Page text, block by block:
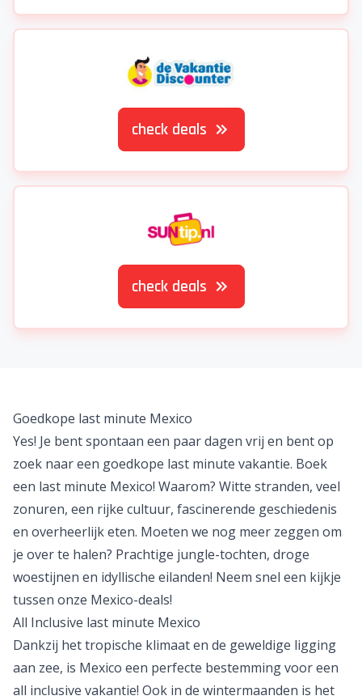
check deals
check deals
Goedkope last minute Mexico
Yes! Je bent spontaan een paar dagen vrij en bent op
zoek naar een goedkope last minute vakantie. Boek
een last minute Mexico! Waarom? Witte stranden, veel
zonuren, een rijke cultuur, fascinerende geschiedenis
en overheerlijk eten. Moeten we nog meer zeggen om
je over te halen? Prachtige jungle-tochten, droge
woestijnen en idyllische eilanden! Neem snel een kijkje
tussen onze Mexico-deals!
All Inclusive last minute Mexico
Dankzij het tropische klimaat en de geweldige ligging
aan zee, is Mexico een perfecte bestemming voor een
all inclusive vakantie! Ook in de wintermaanden is het